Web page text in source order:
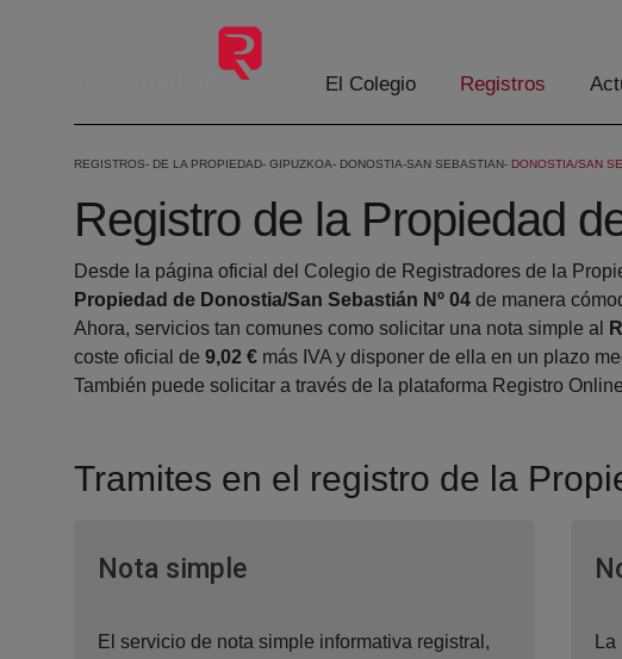
El Colegio Registros
REGISTROS DE LA PROPIEDAD GIPUZKOA DONOSTIA-SAN SEBASTIAN DONOSTIA/SAN
Registro de la Propiedad
Desde la página oficial del Colegio de Registradores de la
Propiedad de Donostia/San Sebastián Nº 04 de manera
Ahora, servicios tan comunes como solicitar una nota simple al
coste oficial de 9,02 € más IVA y disponer de ella en un plazo
También puede solicitar a través de la plataforma Registro
Tramites en el registro de la
Nota simpleVentana nueva
El servicio de nota simple informativa registral,